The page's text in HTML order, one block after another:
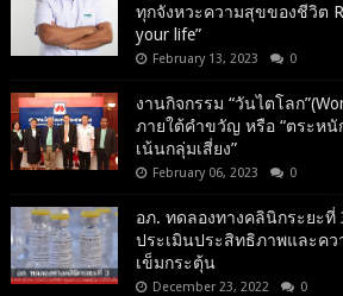
ทุกจังหวะความสุขของชีวิต
your life”
February 13, 2023 0
งานกิจกรรม “วันไตโลก
ภายใต้คำขวัญ หรือ “ตระหนั
เน้นกลุ่มเสี่ยง”
February 06, 2023 0
อภ. ทดลองทางคลินิกระยะที่
ประเมินประสิทธิภาพและค
เข็มกระตุ้น
December 23, 2022 0